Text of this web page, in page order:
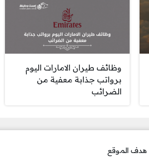
وظائف طيران الامارات اليوم
برواتب جذابة معفية من
الضرائب
هدف الموقع